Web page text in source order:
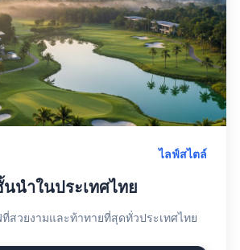
ไลฟ์สไตล์
นำในประเทศไทย
สวยงามและท้าทายที่สุดทั่วประเทศไทย